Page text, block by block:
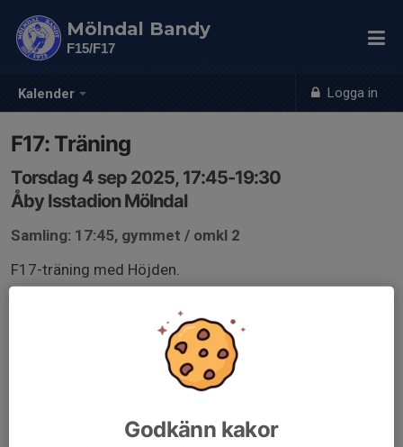
Kalender Logga in
Mölndal Bandy
F15/F17
F17: Träning
Torsdag 4 sep 2025, 17:45-19:30
Åby Isstadion Mölndal
Samling: 17:45, gymmet / omkl 2
F17-träning med Höjden.
Gemensam samling och uppvärmning i gymmet, istiden
Godkänn kakor